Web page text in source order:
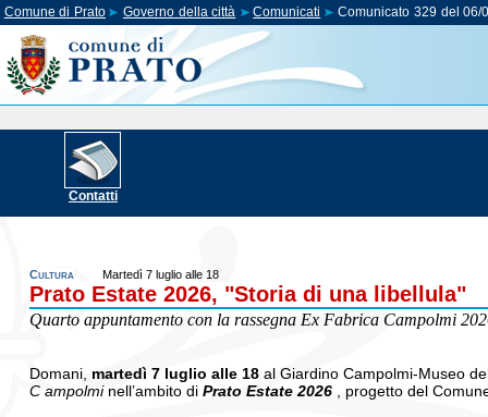
Comune di Prato Governo della città Comunicati Comunicato 329 del 06/
Contatti
Cultura Martedì 7 luglio alle 18
Prato Estate 2026, "Storia di una libellula"
Quarto appuntamento con la rassegna Ex Fabrica Campolmi
Domani, martedì 7 luglio alle 18 al Giardino Campolmi-Museo
C ampolminell’ambito diPrato Estate 2026 , progetto del